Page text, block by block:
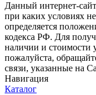
Данный интернет-
при каких условиях
определяется
кодекса РФ. Для
наличии и стоимости
пожалуйста,
связи, указанные на
Навигация
Каталог